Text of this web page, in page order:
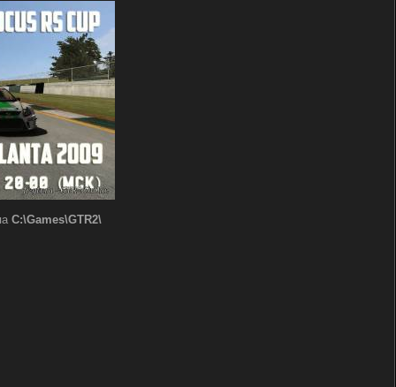
C:\Games\GTR2\